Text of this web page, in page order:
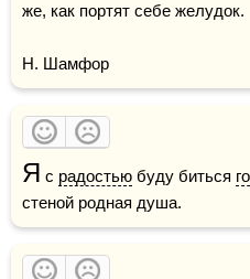
же, как портят себе желудок.
Н. Шамфор
Я с радостью буду биться
стеной родная душа.